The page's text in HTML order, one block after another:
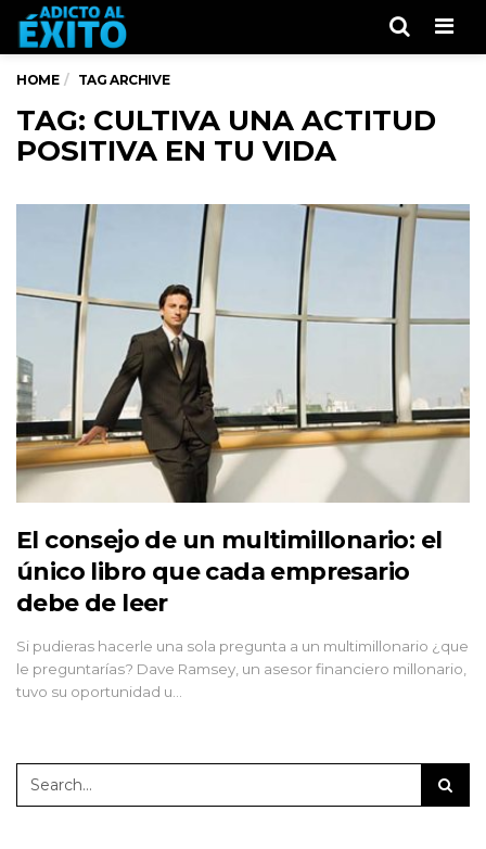
HOME TAG ARCHIVE
TAG: CULTIVA UNA ACTITUD
POSITIVA EN TU VIDA
El consejo de un multimillonario: el
único libro que cada empresario
debe de leer
Si pudieras hacerle una sola pregunta a un multimillonario ¿que
le preguntarías? Dave Ramsey, un asesor financiero millonario,
tuvo su oportunidad u…